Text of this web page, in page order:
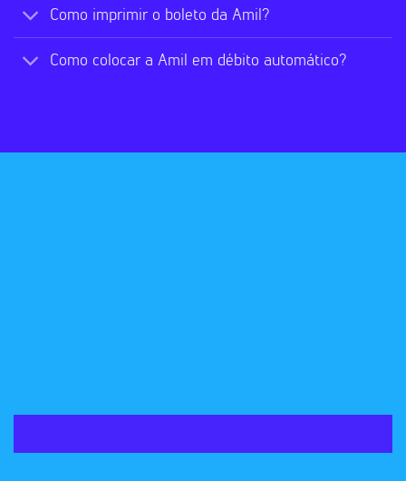
Como imprimir o boleto da Amil?
Como colocar a Amil em débito automático?